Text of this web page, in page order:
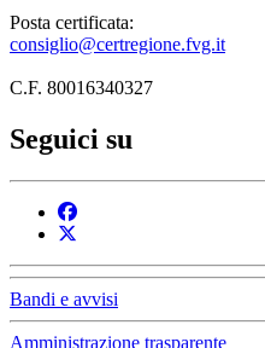
Posta certificata:
consiglio@certregione.fvg.it
C.F. 80016340327
Seguici su
Bandi e avvisi
Amministrazione trasparente